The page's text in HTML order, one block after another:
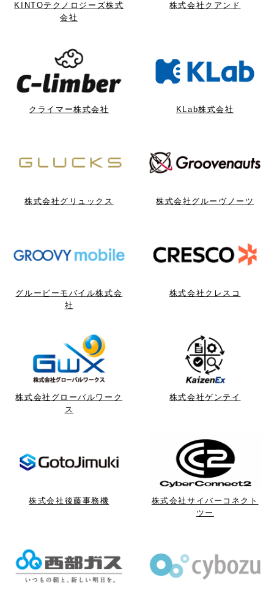
KINTOテクノロジーズ株式
会社
株式会社クアンド
クライマー株式会社 KLab株式会社
株式会社グリュックス 株式会社グルーヴノーツ
グルービーモバイル株式会
社
株式会社クレスコ
株式会社グローバルワーク
ス
株式会社ゲンテイ
株式会社後藤事務機
株式会社サイバーコネクト
ツー